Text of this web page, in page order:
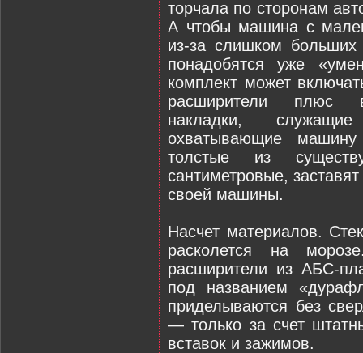
торчала по сторонам
А чтобы машина с
из-за слишком больших
понадобятся уже
комплект может
расширители плюс
накладки,
охватывающие
толстые из
сантиметровые,
своей машины.
Насчет материалов.
расколется на
расширители из АБС-
под названием
приделываются без
— только за счет
вставок и зажимов.